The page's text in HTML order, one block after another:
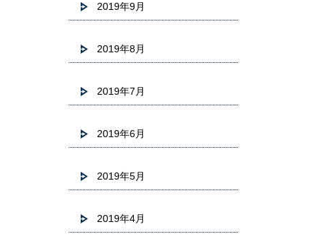
2019年9月
2019年8月
2019年7月
2019年6月
2019年5月
2019年4月